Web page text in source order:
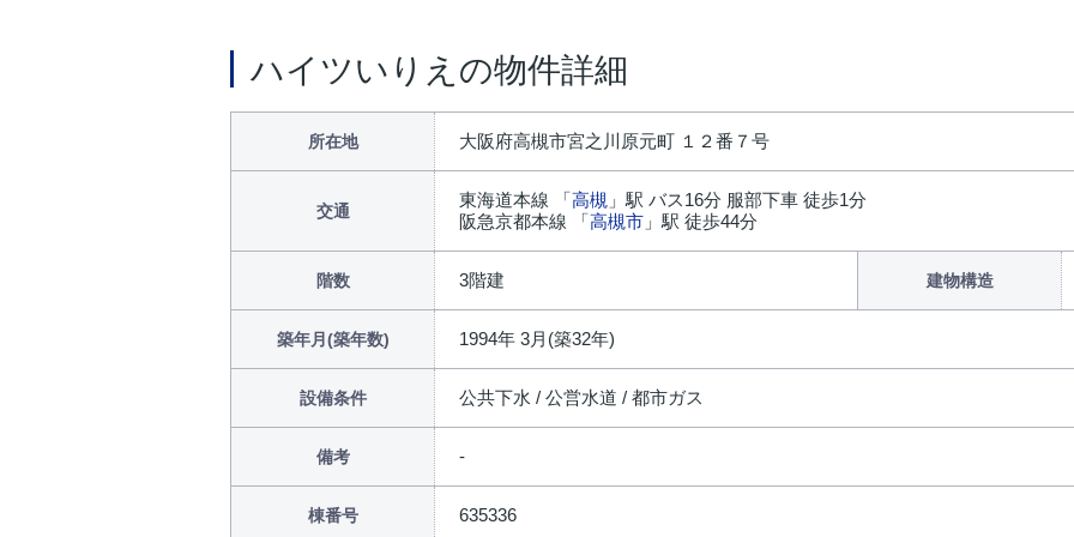
ハイツいりえの物件詳細
所在地 大阪府高槻市宮之川原元町 １２番７号
交通
東海道本線 「高槻 」駅 バス16分 服部下車 徒歩1分
阪急京都本線 「高槻市 」駅 徒歩44分
階数 3階建 建物構造
築年月(築年数) 1994年 3月(築32年)
設備条件 公共下水 / 公営水道 / 都市ガス
備考
棟番号 635336